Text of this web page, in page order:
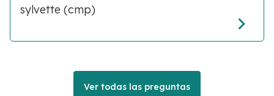
sylvette (cmp)
Ver todas las preguntas